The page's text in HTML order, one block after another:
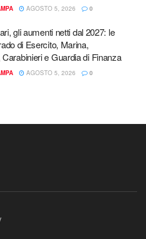
AGOSTO 5, 2026 0
gli aumenti netti dal 2027: le
di Esercito, Marina,
e Guardia di Finanza
AGOSTO 5, 2026 0